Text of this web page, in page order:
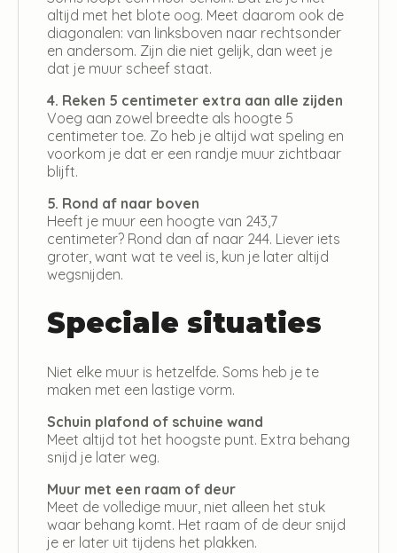
altijd met het blote oog. Meet daarom ook de
diagonalen: van linksboven naar rechtsonder
en andersom. Zijn die niet gelijk, dan weet je
dat je muur scheef staat.
4. Reken 5 centimeter extra aan alle zijden
Voeg aan zowel breedte als hoogte 5
centimeter toe. Zo heb je altijd wat speling en
voorkom je dat er een randje muur zichtbaar
blijft.
5. Rond af naar boven
Heeft je muur een hoogte van 243,7
centimeter? Rond dan af naar 244. Liever iets
groter, want wat te veel is, kun je later altijd
wegsnijden.
Speciale situaties
Niet elke muur is hetzelfde. Soms heb je te
maken met een lastige vorm.
Schuin plafond of schuine wand
Meet altijd tot het hoogste punt. Extra behang
snijd je later weg.
Muur met een raam of deur
Meet de volledige muur, niet alleen het stuk
waar behang komt. Het raam of de deur snijd
je er later uit tijdens het plakken.